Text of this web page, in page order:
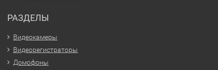
РАЗДЕЛЫ
Видеокамеры
Видеорегистраторы
Домофоны